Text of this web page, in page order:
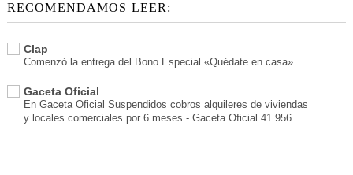
RECOMENDAMOS LEER:
Clap
Comenzó la entrega del Bono Especial «Quédate en casa»
Gaceta Oficial
En Gaceta Oficial Suspendidos cobros alquileres de viviendas
y locales comerciales por 6 meses - Gaceta Oficial 41.956